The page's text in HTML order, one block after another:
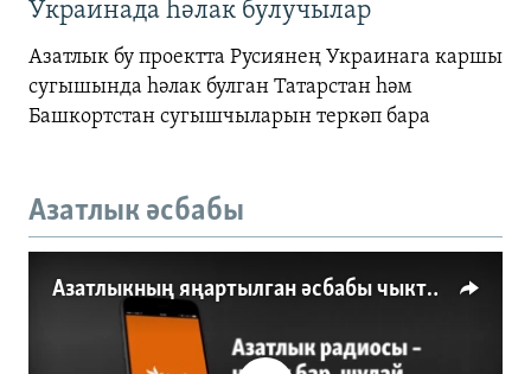
Украинада һәлак булучылар
Азатлык бу проектта Русиянең Украинага каршы
сугышында һәлак булган Татарстан һәм
Башкортстан сугышчыларын теркәп бара
Азатлык әсбабы
Азатлыкның яңартылган әсбабы чыкты